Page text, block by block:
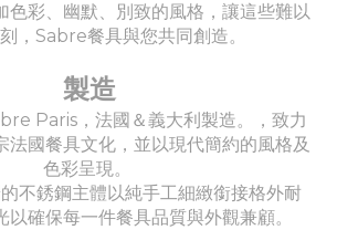
色彩、幽默、別致的風格，讓這些難以
，Sabre餐具與您共同創造。
製造
Paris，法國＆義大利製造。，致力
法國餐具文化，並以現代簡約的風格及
色彩呈現。
不銹鋼主體以純手工細緻銜接格外耐
以確保每一件餐具品質與外觀兼顧。